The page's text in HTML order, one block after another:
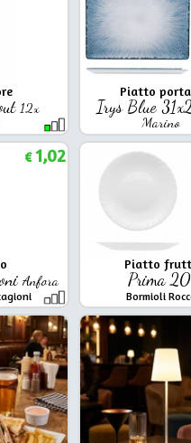
12x
Piatto
Irys Blue
Marino
Lubiana
Anfora
€1,02
Piatto
Prima 20
Bormioli